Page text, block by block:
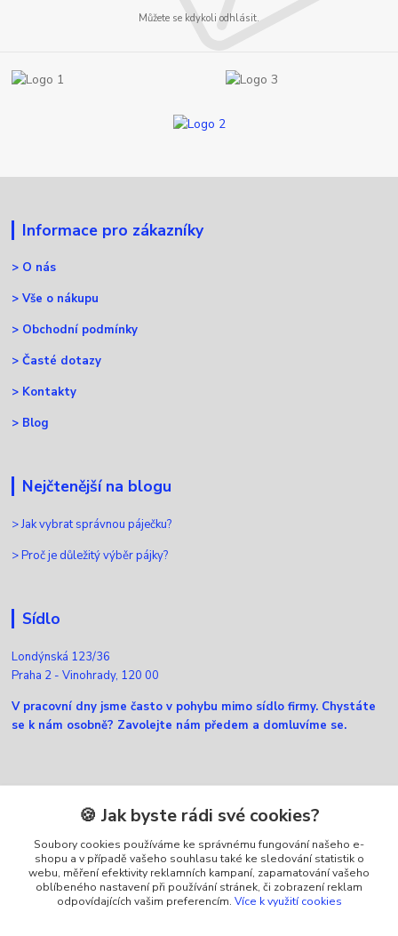
Můžete se kdykoli odhlásit.
Informace pro zákazníky
> O nás
>Vše o nákupu
> Obchodní podmínky
>Časté dotazy
> Kontakty
> Blog
Nejčtenější na blogu
>Jak vybrat správnou páječku?
>Proč je důležitý výběr pájky?
Sídlo
Londýnská 123/36
Praha 2 - Vinohrady, 120 00
V pracovní dny jsme často v pohybu mimo sídlo firmy. Chystáte
se k nám osobně? Zavolejte nám předem a domluvíme se.
Kontakty
Zákaznická podpora Ellfox
+420 725 430 040
(Po-Pá, 8-16 hod.)
🍪 Jak byste rádi své cookies?
Soubory cookies používáme ke správnému fungování našeho e-
shopu a v případě vašeho souhlasu také ke sledování statistik o
webu, měření efektivity reklamních kampaní, zapamatování vašeho
oblíbeného nastavení při používání stránek, či zobrazení reklam
odpovídajících vašim preferencím. Více k využití cookies